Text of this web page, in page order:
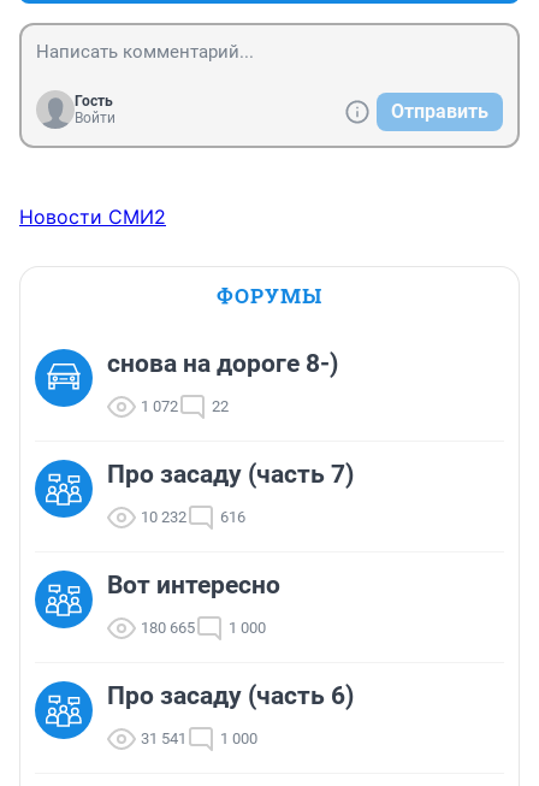
Гость
Войти
Отправить
Новости СМИ2
ФОРУМЫ
снова на дороге 8-)
1 072 22
Про засаду (часть 7)
10 232 616
Вот интересно
180 665 1 000
Про засаду (часть 6)
31 541 1 000